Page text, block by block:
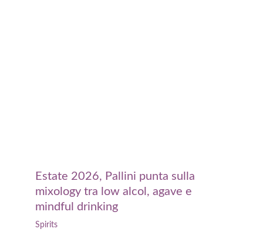
Estate 2026, Pallini punta sulla
mixology tra low alcol, agave e
mindful drinking
Spirits